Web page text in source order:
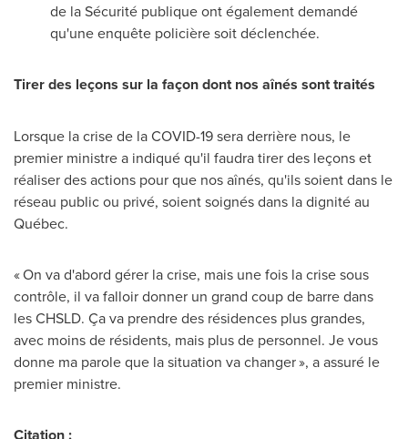
de la Sécurité publique ont également demandé
qu'une enquête policière soit déclenchée.
Tirer des leçons sur la façon dont nos aînés sont traités
Lorsque la crise de la COVID-19 sera derrière nous, le
premier ministre a indiqué qu'il faudra tirer des leçons et
réaliser des actions pour que nos aînés, qu'ils soient dans le
réseau public ou privé, soient soignés dans la dignité au
Québec.
« On va d'abord gérer la crise, mais une fois la crise sous
contrôle, il va falloir donner un grand coup de barre dans
les CHSLD. Ça va prendre des résidences plus grandes,
avec moins de résidents, mais plus de personnel. Je vous
donne ma parole que la situation va changer », a assuré le
premier ministre.